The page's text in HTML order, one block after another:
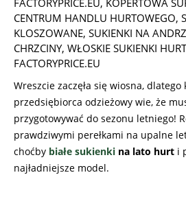
FACTORYPRICE.EU, KOPERTOWA
CENTRUM HANDLU HURTOWEGO,
KLOSZOWANE, SUKIENKI NA
CHRZCINY, WŁOSKIE SUKIENKI
FACTORYPRICE.EU
Wreszcie zaczęła się wiosna,
przedsiębiorca odzieżowy wie, że
przygotowywać do sezonu letniego!
prawdziwymi perełkami na upalne
choćby białe sukienki na lato hurt i
najładniejsze model.